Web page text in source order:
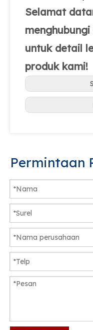
Selamat
untuk detail
produk kami!
Permintaan